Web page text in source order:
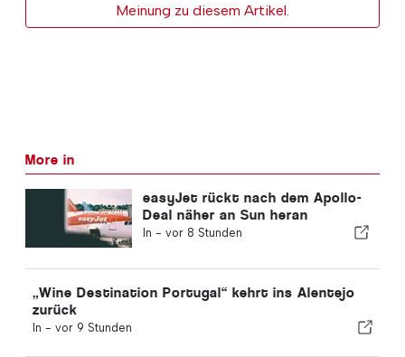
Meinung zu diesem Artikel.
More in
easyJet rückt nach dem Apollo-
Deal näher an Sun heran
In - vor 8 Stunden
„Wine Destination Portugal“ kehrt ins Alentejo
zurück
In - vor 9 Stunden